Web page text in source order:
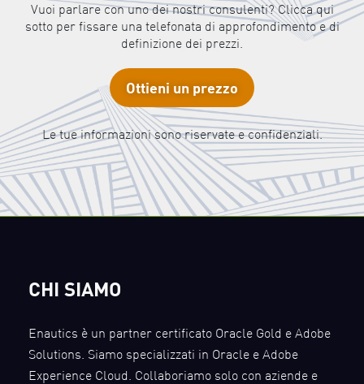
Vuoi parlare con uno dei nostri consulenti? Clicca qui
sotto per fissare una telefonata di approfondimento e di
definizione dei prezzi.
Ottieni un prezzo
Le tue informazioni sono riservate e confidenziali.
CHI SIAMO
Enautics è un partner certificato Oracle Gold e Adobe
Solutions. Siamo specializzati in Oracle e Adobe
Experience Cloud. Collaboriamo solo con aziende e